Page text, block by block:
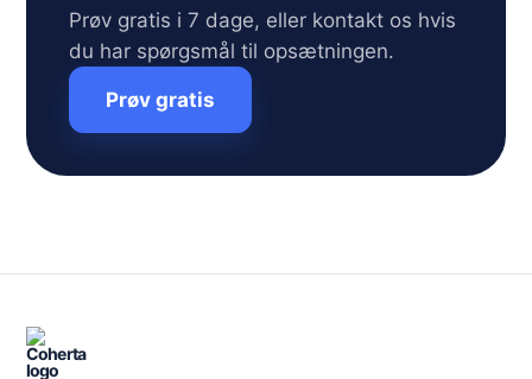
Prøv gratis i 7 dage, eller kontakt os hvis
du har spørgsmål til opsætningen.
Prøv gratis